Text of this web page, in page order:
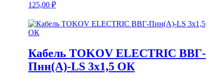
125,00 ₽
Кабель TOKOV ELECTRIC ВВГ-
Пнн(А)-LS 3х1,5 ОК